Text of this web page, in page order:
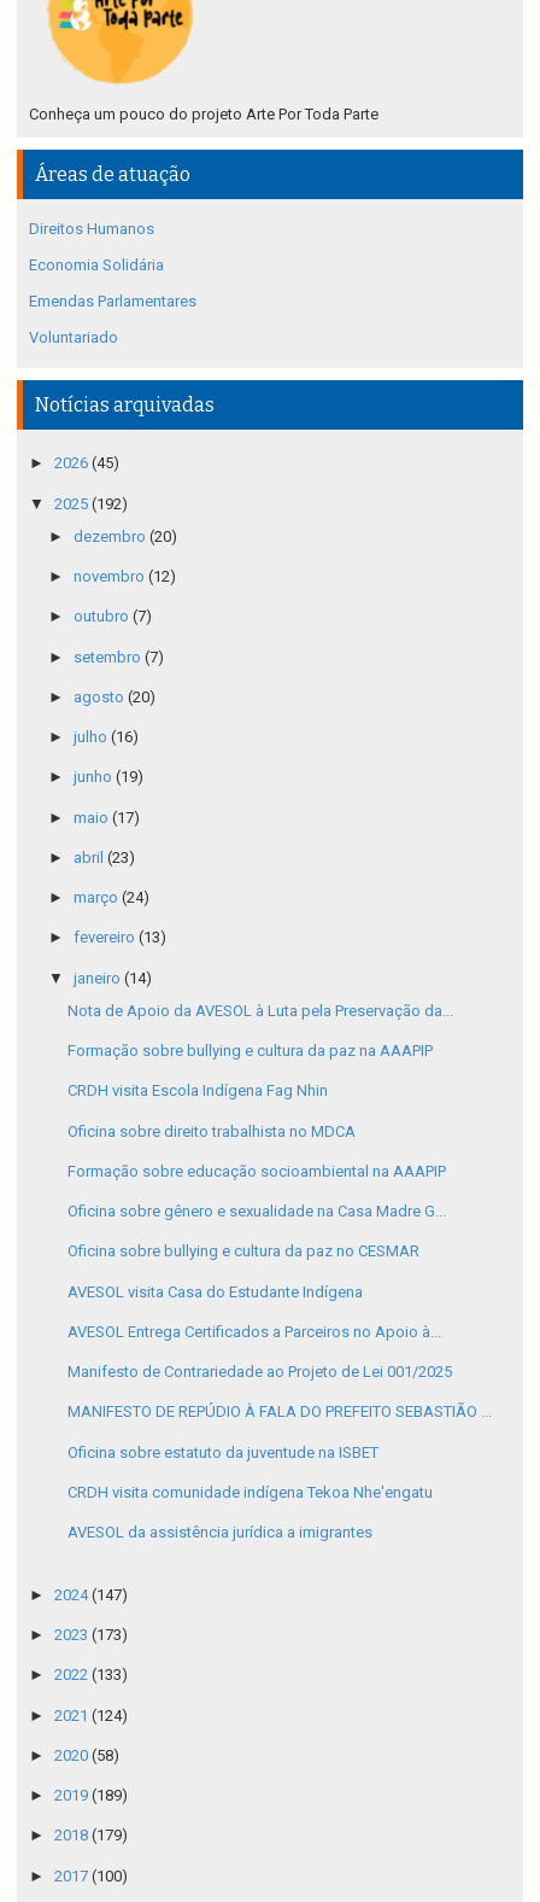
Conheça um pouco do projeto Arte Por Toda Parte
Áreas de atuação
Direitos Humanos
Economia Solidária
Emendas Parlamentares
Voluntariado
Notícias arquivadas
► 2026 (45)
▼ 2025 (192)
► dezembro (20)
► novembro (12)
► outubro (7)
► setembro (7)
► agosto (20)
► julho (16)
► junho (19)
► maio (17)
► abril (23)
► março (24)
► fevereiro (13)
▼ janeiro (14)
Nota de Apoio da AVESOL à Luta pela Preservação da...
Formação sobre bullying e cultura da paz na AAAPIP
CRDH visita Escola Indígena Fag Nhin
Oficina sobre direito trabalhista no MDCA
Formação sobre educação socioambiental na AAAPIP
Oficina sobre gênero e sexualidade na Casa Madre G...
Oficina sobre bullying e cultura da paz no CESMAR
AVESOL visita Casa do Estudante Indígena
AVESOL Entrega Certificados a Parceiros no Apoio à...
Manifesto de Contrariedade ao Projeto de Lei 001/2025
MANIFESTO DE REPÚDIO À FALA DO PREFEITO SEBASTIÃO ...
Oficina sobre estatuto da juventude na ISBET
CRDH visita comunidade indígena Tekoa Nhe'engatu
AVESOL da assistência jurídica a imigrantes
► 2024(147)
► 2023 (173)
► 2022 (133)
► 2021 (124)
► 2020 (58)
► 2019 (189)
► 2018 (179)
► 2017 (100)